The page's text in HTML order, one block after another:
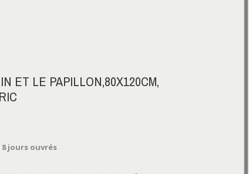
ET LE PAPILLON,80X120CM,
8 jours ouvrés